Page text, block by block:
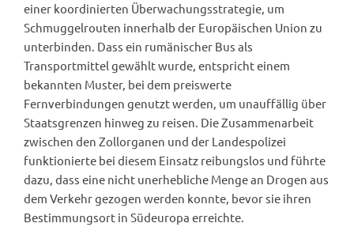
einer koordinierten Überwachungsstrategie, um
Schmuggelrouten innerhalb der Europäischen Union zu
unterbinden. Dass ein rumänischer Bus als
Transportmittel gewählt wurde, entspricht einem
bekannten Muster, bei dem preiswerte
Fernverbindungen genutzt werden, um unauffällig über
Staatsgrenzen hinweg zu reisen. Die Zusammenarbeit
zwischen den Zollorganen und der Landespolizei
funktionierte bei diesem Einsatz reibungslos und führte
dazu, dass eine nicht unerhebliche Menge an Drogen aus
dem Verkehr gezogen werden konnte, bevor sie ihren
Bestimmungsort in Südeuropa erreichte.